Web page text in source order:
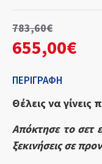
655,00€
783,60€
ΠΕΡΙΓΡΑΦΉ
Θέλεις να
Απόκτησε το σετ
ξεκινήσεις σε